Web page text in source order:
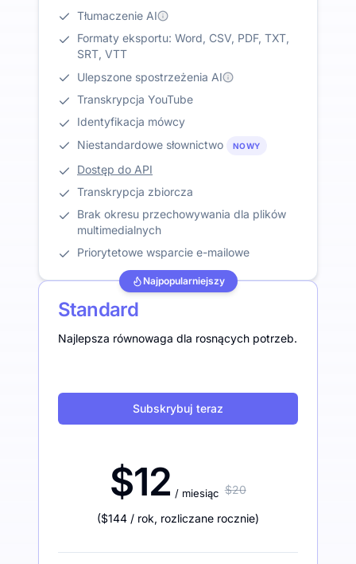
Tłumaczenie AI
Formaty eksportu: Word, CSV, PDF, TXT,
SRT, VTT
Ulepszone spostrzeżenia AI
Transkrypcja YouTube
Identyfikacja mówcy
Niestandardowe słownictwo
NOWY
Dostęp do API
Transkrypcja zbiorcza
Brak okresu przechowywania dla plików
multimedialnych
Priorytetowe wsparcie e-mailowe
Najpopularniejszy
Standard
Najlepsza równowaga dla rosnących potrzeb.
Subskrybuj teraz
$12 / miesiąc $20
($144 / rok, rozliczane rocznie)